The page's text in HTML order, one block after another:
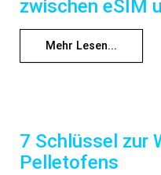
zwischen eSIM
Mehr Lesen...
7 Schlüssel zur
Pelletofens